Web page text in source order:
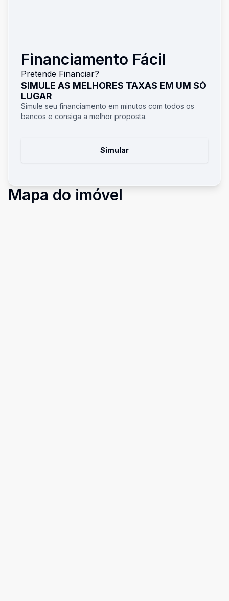
Financiamento Fácil
Pretende Financiar?
SIMULE AS MELHORES TAXAS EM UM SÓ
LUGAR
Simule seu financiamento em minutos com todos os
bancos e consiga a melhor proposta.
Simular
Mapa do imóvel